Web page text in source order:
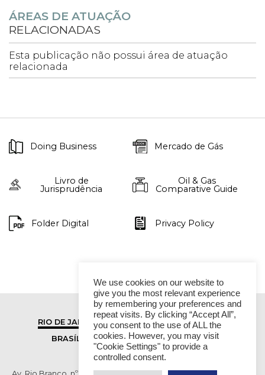
ÁREAS DE ATUAÇÃO
RELACIONADAS
Esta publicação não possui área de atuação
relacionada
Doing Business Mercado de Gás
Livro de
Jurisprudência
Oil & Gas
Comparative Guide
Folder Digital Privacy Policy
RIO DE JANEIRO
SÃO PAULO
BRASÍLIA
VITÓRIA
We use cookies on our website to
give you the most relevant experience
by remembering your preferences and
repeat visits. By clicking “Accept All”,
you consent to the use of ALL the
cookies. However, you may visit
"Cookie Settings" to provide a
controlled consent.